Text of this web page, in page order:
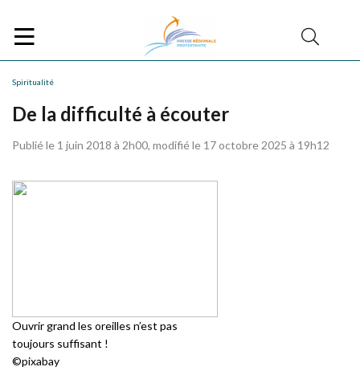
Spiritualité
De la difficulté à écouter
Publié le 1 juin 2018 à 2h00, modifié le 17 octobre 2025 à 19h12
Ouvrir grand les oreilles n’est pas
toujours suffisant !
©pixabay